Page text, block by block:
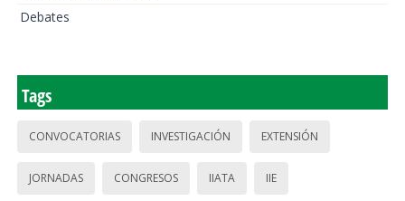
Debates
Tags
CONVOCATORIAS INVESTIGACIÓN EXTENSIÓN
JORNADAS CONGRESOS IIATA IIE